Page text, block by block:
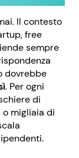
Il contesto
free
sempre
dovrebbe
. Per ogni
di
o migliaia di